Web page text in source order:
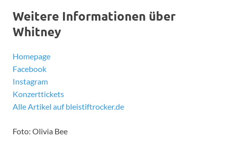
Weitere Informationen über
Whitney
Homepage
Facebook
Instagram
Konzerttickets
Alle Artikel auf bleistiftrocker.de
Foto: Olivia Bee